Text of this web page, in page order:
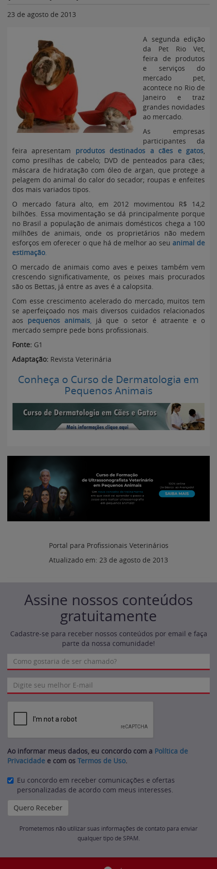
23 de agosto de 2013
A segunda edição
da Pet Rio Vet,
feira de produtos
e serviços do
mercado pet,
acontece no Rio de
Janeiro e traz
grandes novidades
ao mercado.
As empresas
participantes da
feira apresentam produtos destinados a cães e gatos,
como presilhas de cabelo; DVD de penteados para cães;
máscara de hidratação com óleo de argan, que protege a
pelagem do animal do calor do secador; roupas e enfeites
dos mais variados tipos.
O mercado fatura alto, em 2012 movimentou R$ 14,2
bilhões. Essa movimentação se dá principalmente porque
no Brasil a população de animais domésticos chega a 100
milhões de animais, onde os proprietários não medem
esforços em oferecer o que há de melhor ao seu animal de
estimação.
O mercado de animais como aves e peixes também vem
crescendo significativamente, os peixes mais procurados
são os Bettas, já entre as aves é a calopsita.
Com esse crescimento acelerado do mercado, muitos tem
se aperfeiçoado nos mais diversos cuidados relacionados
aos pequenos animais, já que o setor é atraente e o
mercado sempre pede bons profissionais.
Fonte: G1
Adaptação: Revista Veterinária
Conheça o Curso de Dermatologia em
Pequenos Animais
Portal para Profissionais Veterinários
Atualizado em: 23 de agosto de 2013
Assine nossos conteúdos
gratuitamente
Cadastre-se para receber nossos conteúdos por email e faça
parte da nossa comunidade!
Ao informar meus dados, eu concordo com a Política de
Privacidade e com os Termos de Uso.
Eu concordo em receber comunicações e ofertas
personalizadas de acordo com meus interesses.
Prometemos não utilizar suas informações de contato para enviar
qualquer tipo de SPAM.